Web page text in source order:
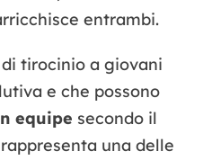
entrambi.
tirocinio a giovani
e che possono
equipe secondo il
una delle